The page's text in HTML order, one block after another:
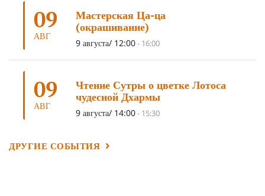
ОТРЕЧЕНИЕ
ПОДНОШЕНИЯ (4) ВОСЕМЬ СТРОФ(4)
ГАНДЕН ЛХАГЬЯМА(3) РАВНОСТНОСТЬ
ШАМАТХА(3) НИРВАНА(3) СХЕМЫ ЛАМРИМА(3)
ТРЕНИРОВКА УМА МОНАШЕСТВО
ПРЕДВАРИТЕЛЬНЫЕ ПРАКТИКИ(3)
ЧОКОР ДЮЧЕН (3)
09
АВГ
Мастерская Ца-ца
(окрашивание)
9 августа/ 12:00- 16:00
09
АВГ
Чтение Сутры о цветке Лотоса
чудесной Дхармы
9 августа/ 14:00- 15:30
ДРУГИЕ СОБЫТИЯ